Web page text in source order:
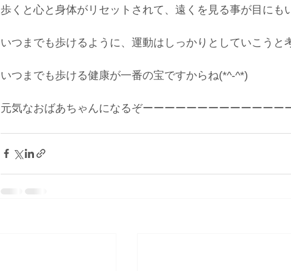
歩くと心と身体がリセットされて、遠くを見る事が目にも
いつまでも歩けるように、運動はしっかりとしていこうと
いつまでも歩ける健康が一番の宝ですからね(*^-^*)
元気なおばあちゃんになるぞーーーーーーーーーーーーー